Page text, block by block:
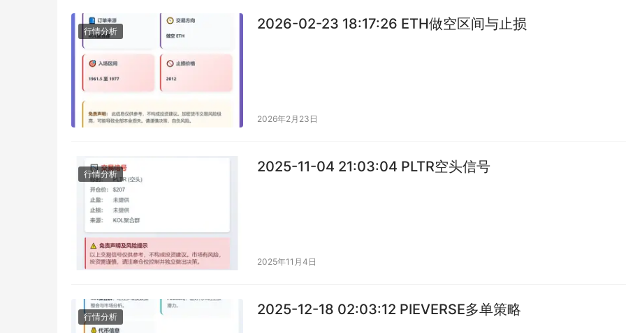
行情分析 2026-02-23 18:17:26 ETH做空区间与止损
2026年2月23日
行情分析 2025-11-04 21:03:04 PLTR空头信号
2025年11月4日
行情分析 2025-12-18 02:03:12 PIEVERSE多单策略